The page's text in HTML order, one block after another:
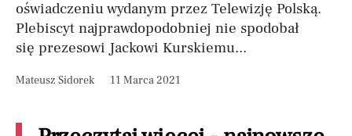
oświadczeniu wydanym przez Telewizję Polską.
Plebiscyt najprawdopodobniej nie spodobał
się prezesowi Jackowi Kurskiemu...
Mateusz Sidorek 11 Marca 2021